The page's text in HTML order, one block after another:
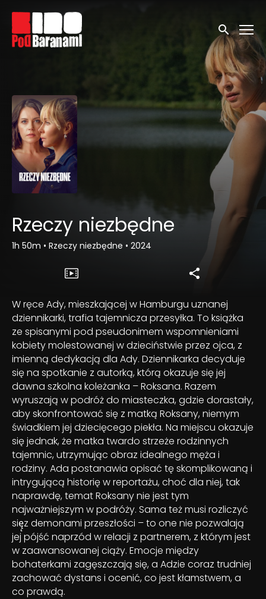
Linki ułatwień dostępu
Wyszukaj
Rzeczy niezbędne
1h 50m • Rzeczy niezbędne • 2024
W ręce Ady, mieszkającej w Hamburgu uznanej
dziennikarki, trafia tajemnicza przesyłka. To książka
ze spisanymi pod pseudonimem wspomnieniami
kobiety molestowanej w dzieciństwie przez ojca, z
imienną dedykacją dla Ady. Dziennikarka decyduje
się na spotkanie z autorką, którą okazuje się jej
dawna szkolna koleżanka – Roksana. Razem
wyruszają w podróż do miasteczka, gdzie dorastały,
aby skonfrontować się z matką Roksany, niemym
świadkiem jej dziecięcego piekła. Na miejscu okazuje
się jednak, że matka twardo strzeże rodzinnych
tajemnic, utrzymując obraz idealnego męża i
rodziny. Ada postanawia opisać tę skomplikowaną i
intrygującą historię w reportażu, choć dla niej, tak
naprawdę, temat Roksany nie jest tym
najważniejszym w podróży. Sama też musi rozliczyć
się̨z demonami przeszłości – to one nie pozwalają
jej pójść naprzód w relacji z partnerem, z którym jest
w zaawansowanej ciąży. Emocje między
bohaterkami zagęszczają się, a Adzie coraz trudniej
zachować dystans i ocenić, co jest kłamstwem, a
co prawdą.